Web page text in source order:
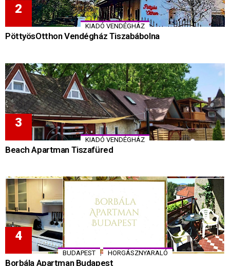
KIADÓ VENDÉGHÁZ
PöttyösOtthon Vendégház Tiszabábolna
KIADÓ VENDÉGHÁZ
Beach Apartman Tiszafüred
BUDAPEST , HORGÁSZNYARALÓ
Borbála Apartman Budapest